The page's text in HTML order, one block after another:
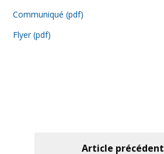
Communiqué (pdf)
Flyer (pdf)
Article précédent